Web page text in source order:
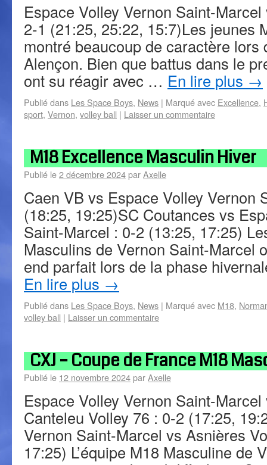
Espace Volley Vernon Saint-
2-1 (21:25, 25:22, 15:7)Les jeunes
montré beaucoup de caractère lors
Alençon. Bien que battus dans le
ont su réagir avec … En lire plus →
Publié dans Les Space Boys, News | Marqué avec Excellence,
sport, Vernon, volley ball | Laisser un commentaire
M18 Excellence Masculin Hiver
Publié le2 décembre 2024parAxelle
Caen VB vs Espace Volley Vernon
(18:25, 19:25)SC Coutances vs
Saint-Marcel : 0-2 (13:25, 17:25)
Masculins de Vernon Saint-Marcel
end parfait lors de la phase
En lire plus →
Publié dans Les Space Boys, News | Marqué avec M18,
volley ball | Laisser un commentaire
CXJ – Coupe de France M18
Publié le 12 novembre 2024parAxelle
Espace Volley Vernon Saint-
Canteleu Volley 76 : 0-2 (17:25,
Vernon Saint-Marcel vs Asnières
17:25) L’équipe M18 Masculine de